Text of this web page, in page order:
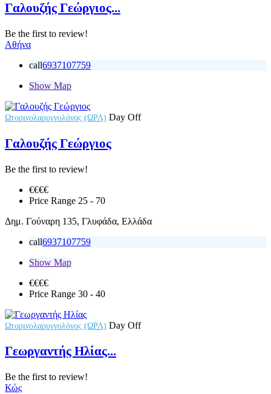
Γαλουζής Γεώργιος...
Be the first to review!
Αθήνα
call6937107759
Show Map
Ωτορινολαρυγγολόγος (ΩΡΛ) Day Off
Γαλουζής Γεώργιος
Be the first to review!
€€€€
Price Range 25 - 70
Δημ. Γούναρη 135, Γλυφάδα, Ελλάδα
call6937107759
Show Map
€€€€
Price Range 30 - 40
Ωτορινολαρυγγολόγος (ΩΡΛ) Day Off
Γεωργαντής Ηλίας...
Be the first to review!
Κώς